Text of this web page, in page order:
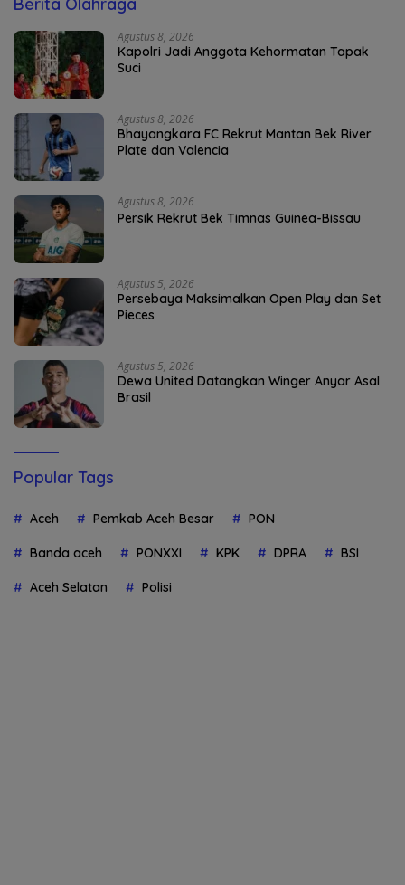
Agustus 8, 2026
Kapolri Jadi Anggota Kehormatan Tapak
Suci
Agustus 8, 2026
Bhayangkara FC Rekrut Mantan Bek River
Plate dan Valencia
Agustus 8, 2026
Persik Rekrut Bek Timnas Guinea-Bissau
Agustus 5, 2026
Persebaya Maksimalkan Open Play dan Set
Pieces
Agustus 5, 2026
Dewa United Datangkan Winger Anyar Asal
Brasil
Popular Tags
Aceh Pemkab Aceh Besar PON
Banda aceh PONXXI KPK DPRA BSI
Aceh Selatan Polisi